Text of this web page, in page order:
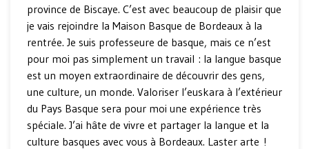
province de Biscaye. C’est avec beaucoup de plaisir que
je vais rejoindre la Maison Basque de Bordeaux à la
rentrée. Je suis professeure de basque, mais ce n’est
pour moi pas simplement un travail : la langue basque
est un moyen extraordinaire de découvrir des gens,
une culture, un monde. Valoriser l’euskara à l’extérieur
du Pays Basque sera pour moi une expérience très
spéciale. J’ai hâte de vivre et partager la langue et la
culture basques avec vous à Bordeaux. Laster arte !